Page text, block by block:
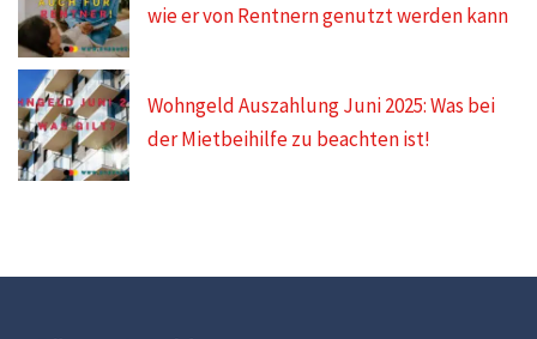
wie er von Rentnern genutzt werden kann
Wohngeld Auszahlung Juni 2025: Was bei
der Mietbeihilfe zu beachten ist!